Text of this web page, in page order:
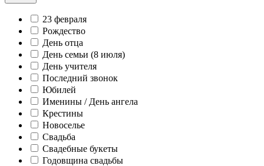
23 февраля
Рождество
День отца
День семьи (8 июля)
День учителя
Последний звонок
Юбилей
Именины / День ангела
Крестины
Новоселье
Свадьба
Свадебные букеты
Годовщина свадьбы